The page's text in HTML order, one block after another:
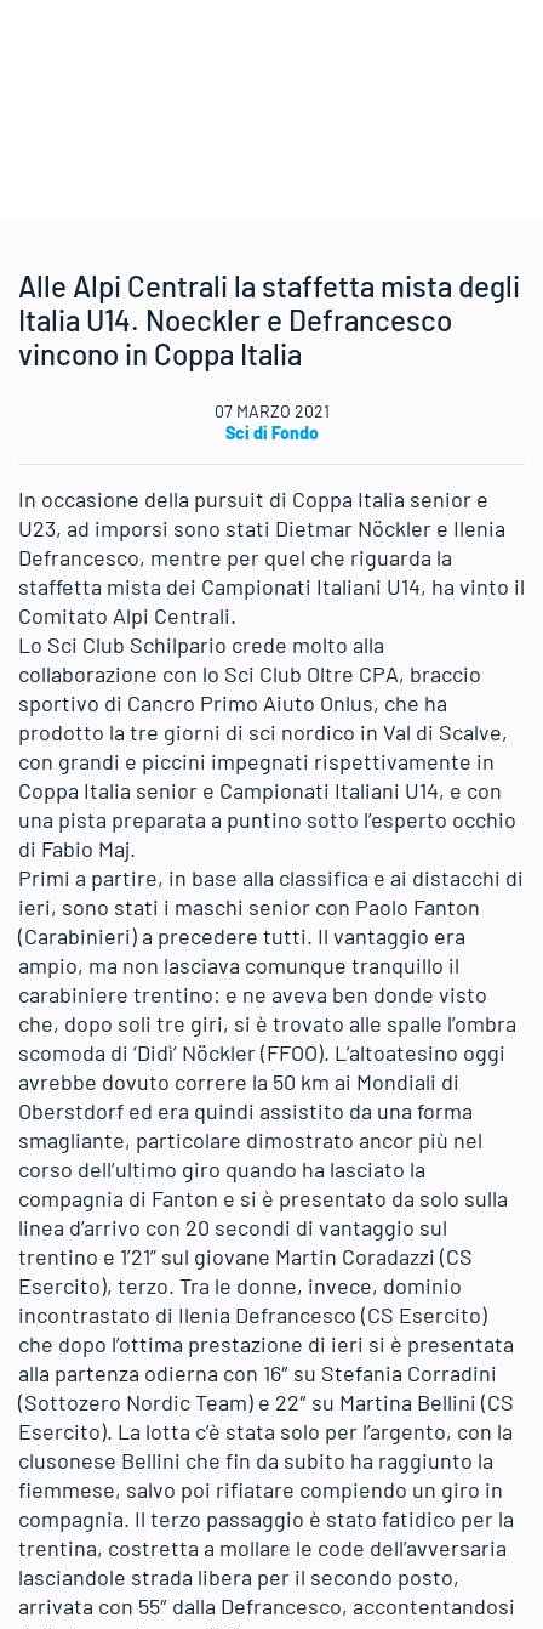
Alle Alpi Centrali la staffetta mista degli
Italia U14. Noeckler e Defrancesco
vincono in Coppa Italia
07 MARZO 2021
Sci di Fondo
In occasione della pursuit di Coppa Italia senior e
U23, ad imporsi sono stati Dietmar Nöckler e Ilenia
Defrancesco, mentre per quel che riguarda la
staffetta mista dei Campionati Italiani U14, ha vinto il
Comitato Alpi Centrali.
Lo Sci Club Schilpario crede molto alla
collaborazione con lo Sci Club Oltre CPA, braccio
sportivo di Cancro Primo Aiuto Onlus, che ha
prodotto la tre giorni di sci nordico in Val di Scalve,
con grandi e piccini impegnati rispettivamente in
Coppa Italia senior e Campionati Italiani U14, e con
una pista preparata a puntino sotto l’esperto occhio
di Fabio Maj.
Primi a partire, in base alla classifica e ai distacchi di
ieri, sono stati i maschi senior con Paolo Fanton
(Carabinieri) a precedere tutti. Il vantaggio era
ampio, ma non lasciava comunque tranquillo il
carabiniere trentino: e ne aveva ben donde visto
che, dopo soli tre giri, si è trovato alle spalle l’ombra
scomoda di ‘Didì’ Nöckler (FFOO). L’altoatesino oggi
avrebbe dovuto correre la 50 km ai Mondiali di
Oberstdorf ed era quindi assistito da una forma
smagliante, particolare dimostrato ancor più nel
corso dell’ultimo giro quando ha lasciato la
compagnia di Fanton e si è presentato da solo sulla
linea d’arrivo con 20 secondi di vantaggio sul
trentino e 1’21” sul giovane Martin Coradazzi (CS
Esercito), terzo. Tra le donne, invece, dominio
incontrastato di Ilenia Defrancesco (CS Esercito)
che dopo l’ottima prestazione di ieri si è presentata
alla partenza odierna con 16″ su Stefania Corradini
(Sottozero Nordic Team) e 22″ su Martina Bellini (CS
Esercito). La lotta c’è stata solo per l’argento, con la
clusonese Bellini che fin da subito ha raggiunto la
fiemmese, salvo poi rifiatare compiendo un giro in
compagnia. Il terzo passaggio è stato fatidico per la
trentina, costretta a mollare le code dell’avversaria
lasciandole strada libera per il secondo posto,
arrivata con 55″ dalla Defrancesco, accontentandosi